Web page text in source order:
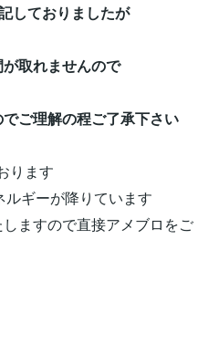
しておりましたが
取れませんので
ご理解の程ご了承下さい
ります
ギーが降りています
ますので直接アメブロをご